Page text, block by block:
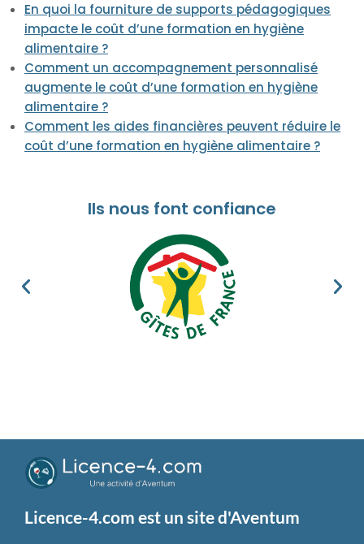
En quoi la fourniture de supports pédagogiques
impacte le coût d’une formation en hygiène
alimentaire ?
Comment un accompagnement personnalisé
augmente le coût d’une formation en hygiène
alimentaire ?
Comment les aides financières peuvent réduire le
coût d’une formation en hygiène alimentaire ?
Ils nous font confiance
Licence-4.com est un site d'Aventum